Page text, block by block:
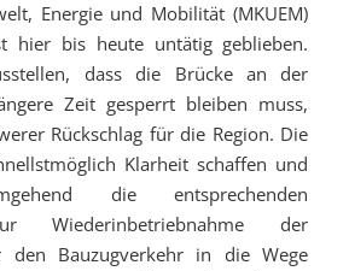
Energie und Mobilität (MKUEM)
hier bis heute untätig geblieben.
dass die Brücke an der
Zeit gesperrt bleiben muss,
Rückschlag für die Region. Die
Klarheit schaffen und
die entsprechenden
Wiederinbetriebnahme der
den Bauzugverkehr in die Wege